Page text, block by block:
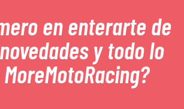
en enterarte de
y todo lo